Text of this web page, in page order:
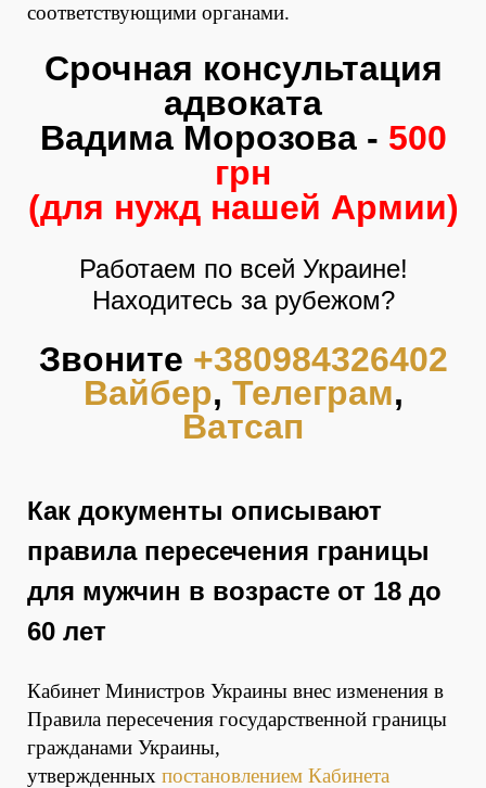
соответствующими органами.
Срочная консультация
адвоката
Вадима Морозова - 500
грн
(для нужд нашей Армии)
Работаем по всей Украине!
Находитесь за рубежом?
Звоните +380984326402
Вайбер, Телеграм,
Ватсап
Как документы описывают
правила пересечения границы
для мужчин в возрасте от 18 до
60 лет
Кабинет Министров Украины внес изменения в
Правила пересечения государственной границы
гражданами Украины,
утвержденных постановлением Кабинета